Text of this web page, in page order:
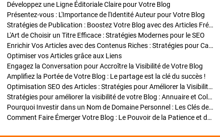
Développez une Ligne Éditoriale Claire pour Votre Blog
Présentez-vous : L'Importance de l'Identité Auteur pour Votre Blog
Stratégies de Publication : Boostez Votre Blog avec des Articles Fréquents et Exclusifs
L'Art de Choisir un Titre Efficace : Stratégies Modernes pour le SEO
Enrichir Vos Articles avec des Contenus Riches : Stratégies pour Captiver et Optimiser
Optimiser vos Articles grâce aux Liens
Engagez la Conversation pour Accroître la Visibilité de Votre Blog
Amplifiez la Portée de Votre Blog : Le partage est la clé du succès !
Optimisation SEO des Articles : Stratégies pour Améliorer la Visibilité de Votre Blog
Stratégies pour améliorer la visibilité de votre Blog : Annuaire et Collaborations
Pourquoi Investir dans un Nom de Domaine Personnel : Les Clés de la Réussite de Votre Blog
Comment Faire Émerger Votre Blog : Le Pouvoir de la Patience et de la Persévérance